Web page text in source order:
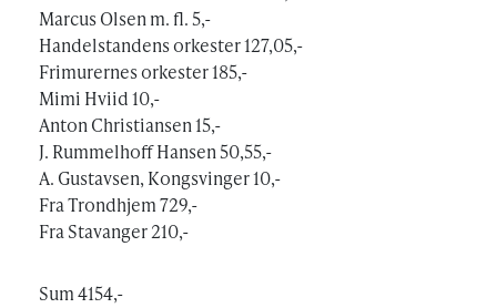
Marcus Olsen m. fl. 5,-
Handelstandens orkester 127,05,-
Frimurernes orkester 185,-
Mimi Hviid 10,-
Anton Christiansen 15,-
J. Rummelhoff Hansen 50,55,-
A. Gustavsen, Kongsvinger 10,-
Fra Trondhjem 729,-
Fra Stavanger 210,-
Sum 4154,-